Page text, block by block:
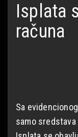
Isplata
računa
Sa
samo